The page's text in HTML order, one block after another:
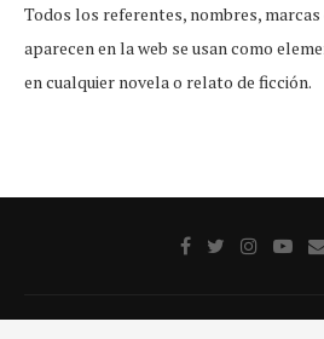
Todos los referentes, nombres,
aparecen en la web se usan como
en cualquier novela o relato de ficción.